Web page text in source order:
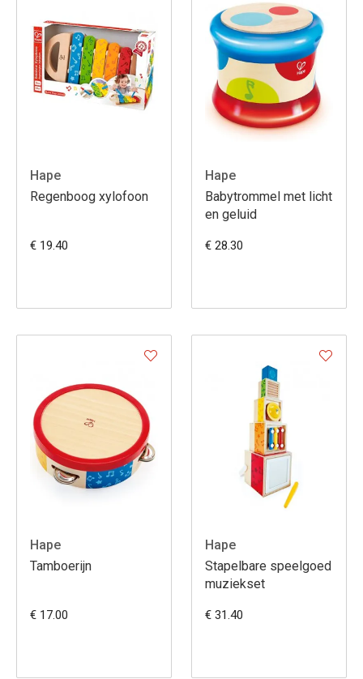
Hape
Regenboog xylofoon
€ 19.40
Hape
Babytrommel met licht
en geluid
€ 28.30
Hape
Tamboerijn
€ 17.00
Hape
Stapelbare speelgoed
muziekset
€ 31.40